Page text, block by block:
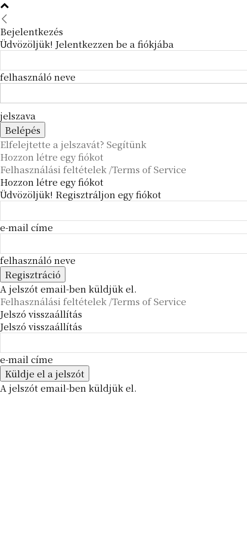
Bejelentkezés
Üdvözöljük! Jelentkezzen be a fiókjába
felhasználó neve
jelszava
Elfelejtette a jelszavát? Segítünk
Hozzon létre egy fiókot
Felhasználási feltételek /Terms of Service
Hozzon létre egy fiókot
Üdvözöljük! Regisztráljon egy fiókot
e-mail címe
felhasználó neve
A jelszót email-ben küldjük el.
Felhasználási feltételek /Terms of Service
Jelszó visszaállítás
Jelszó visszaállítás
e-mail címe
A jelszót email-ben küldjük el.